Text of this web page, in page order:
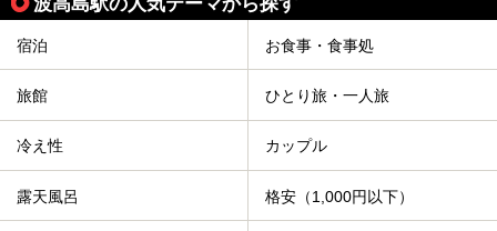
宿泊 お食事・食事処
旅館 ひとり旅・一人旅
冷え性 カップル
露天風呂 格安（1,000円以下）